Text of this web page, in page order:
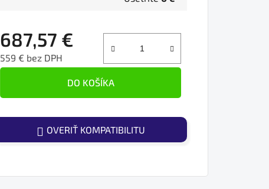
687,57 €
559 € bez DPH
DO KOŠÍKA
OVERIŤ KOMPATIBILITU